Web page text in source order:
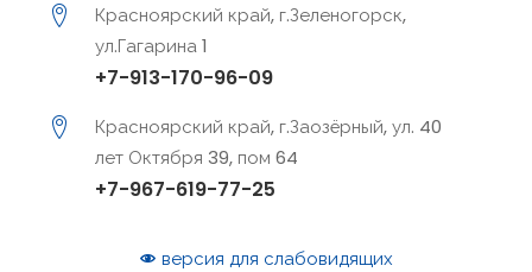
Красноярский край, г.Зеленогорск,
ул.Гагарина 1
+7-913-170-96-09
Красноярский край, г.Заозёрный, ул. 40
лет Октября 39, пом 64
+7-967-619-77-25
версия для слабовидящих